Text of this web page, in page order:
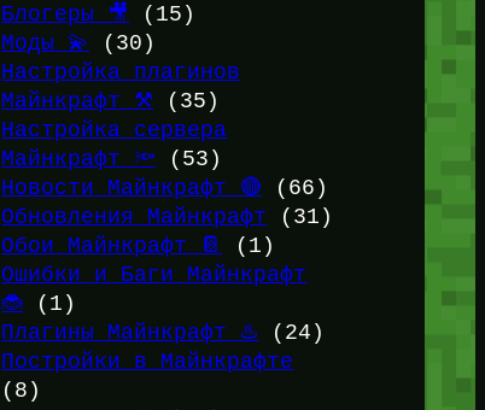
Блогеры 🎥
(15)
Моды 💫
(30)
Настройка плагинов
Майнкрафт ⚒️ (35)
Настройка сервера
Майнкрафт 🔦 (53)
Новости Майнкрафт 🔴 (66)
Обновления Майнкрафт (31)
Обои Майнкрафт 📔
(1)
Ошибки и Баги Майнкрафт
🐞 (1)
Плагины Майнкрафт ♨️ (24)
Постройки в Майнкрафте
(8)